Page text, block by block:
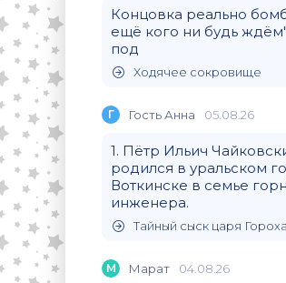
Концовка реально
ещё кого ни будь
под
Ходячее сокровище
Г Гость Анна 05.08.26
1. Пётр Ильич
родился в уральском
Воткинске в семье
инженера.
Тайный сыск царя Гороха
М Марат 04.08.26